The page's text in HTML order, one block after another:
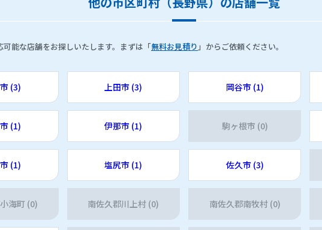
能な店舗をお探しいたします。まずは「無料お見積り 」からご依頼ください。
(3) 上田市 (3) 岡谷市 (1)
(1) 伊那市 (1) 駒ヶ根市 (0)
(1) 塩尻市 (1) 佐久市 (3)
海町 (0) 南佐久郡川上村 (0) 南佐久郡南牧村 (0)